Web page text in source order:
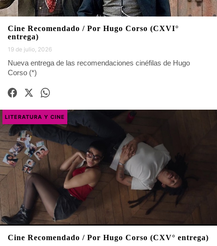
Cine Recomendado / Por Hugo Corso (CXVI°
entrega)
19 de julio, 2026
Nueva entrega de las recomendaciones cinéfilas de Hugo
Corso (*)
LITERATURA Y CINE
Cine Recomendado / Por Hugo Corso (CXV° entrega)